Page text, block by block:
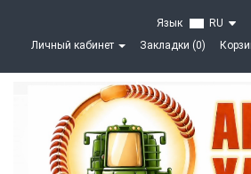
Язык
RU
Личный кабинет
Закладки (0)